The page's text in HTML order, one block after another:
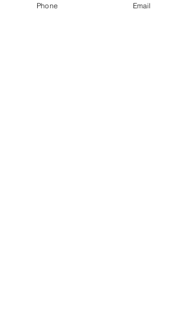
Phone Email